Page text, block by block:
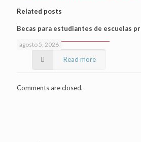
Related posts
agosto 5, 2026
Becas para estudiantes de escuelas
Read more
Comments are closed.